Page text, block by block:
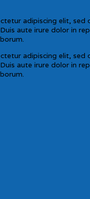
adipiscing elit,
aute irure dolor in
adipiscing elit,
aute irure dolor in